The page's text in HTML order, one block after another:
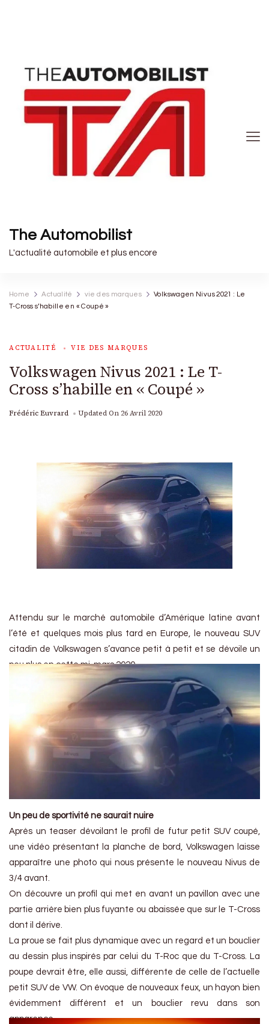
The Automobilist
L'actualité automobile et plus encore
Home Actualité vie des marques
Volkswagen Nivus 2021 : Le
T-Cross s’habille en « Coupé »
ACTUALITÉ VIE DES MARQUES
Volkswagen Nivus 2021 : Le T-
Cross s’habille en « Coupé »
Frédéric Euvrard Updated On 26 Avril 2020
Attendu sur le marché automobile d’Amérique latine avant
l’été et quelques mois plus tard en Europe, le nouveau SUV
citadin de Volkswagen s’avance petit à petit et se dévoile un
peu plus en cette mi-mars 2020.
Un peu de sportivité ne saurait nuire
Après un teaser dévoilant le profil de futur petit SUV coupé,
une vidéo présentant la planche de bord, Volkswagen laisse
apparaître une photo qui nous présente le nouveau Nivus de
3/4 avant.
On découvre un profil qui met en avant un pavillon avec une
partie arrière bien plus fuyante ou abaissée que sur le T-Cross
dont il dérive.
La proue se fait plus dynamique avec un regard et un bouclier
au dessin plus inspirés par celui du T-Roc que du T-Cross. La
poupe devrait être, elle aussi, différente de celle de l’actuelle
petit SUV de VW. On évoque de nouveaux feux, un hayon bien
évidemment différent et un bouclier revu dans son
apparence.